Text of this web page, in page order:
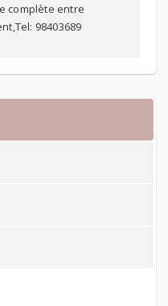
complète entre
98403689